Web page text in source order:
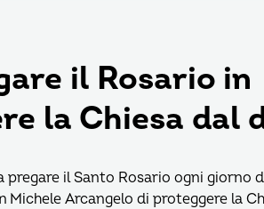
il Rosario in
la Chiesa dal
il Santo Rosario ogni giorno
Arcangelo di proteggere la